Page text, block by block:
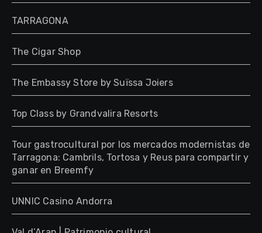
TARRAGONA
The Cigar Shop
The Embassy Store by Suïssa Joiers
Top Class by Grandvalira Resorts
Tour gastrocultural por los mercados modernistas de
Tarragona: Cambrils, Tortosa y Reus para compartir y
ganar en Breemfy
UNNIC Casino Andorra